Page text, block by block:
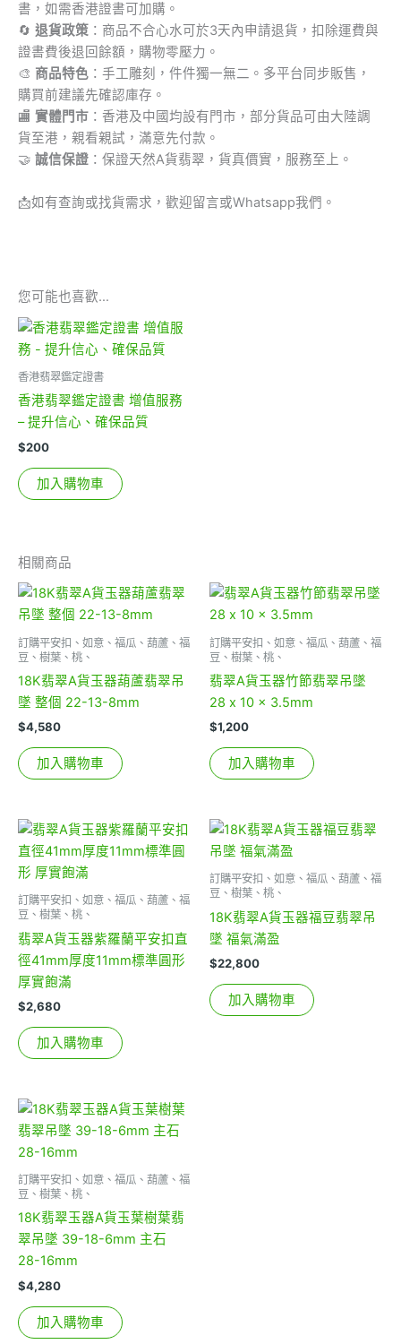
書，如需香港證書可加購。
🔄 退貨政策 ：商品不合心水可於3天內申請退貨，扣除運費與
證書費後退回餘額，購物零壓力。
🎨 商品特色 ：手工雕刻，件件獨一無二。多平台同步販售，
購買前建議先確認庫存。
🏬 實體門市 ：香港及中國均設有門市，部分貨品可由大陸調
貨至港，親看親試，滿意先付款。
🤝 誠信保證 ：保證天然A貨翡翠，貨真價實，服務至上。
📩如有查詢或找貨需求，歡迎留言或Whatsapp我們。
您可能也喜歡…
香港翡翠鑑定證書
香港翡翠鑑定證書 增值服務
– 提升信心、確保品質
$200
加入購物車
相關商品
訂購平安扣、如意、福瓜、葫蘆、福
豆、樹葉、桃、
18K翡翠A貨玉器葫蘆翡翠吊
墜 整個 22-13-8mm
$4,580
加入購物車
訂購平安扣、如意、福瓜、葫蘆、福
豆、樹葉、桃、
翡翠A貨玉器竹節翡翠吊墜
28 x 10 x 3.5mm
$1,200
加入購物車
訂購平安扣、如意、福瓜、葫蘆、福
豆、樹葉、桃、
翡翠A貨玉器紫羅蘭平安扣直
徑41mm厚度11mm標準圓形
厚實飽滿
$2,680
加入購物車
訂購平安扣、如意、福瓜、葫蘆、福
豆、樹葉、桃、
18K翡翠A貨玉器福豆翡翠吊
墜 福氣滿盈
$22,800
加入購物車
訂購平安扣、如意、福瓜、葫蘆、福
豆、樹葉、桃、
18K翡翠玉器A貨玉葉樹葉翡
翠吊墜 39-18-6mm 主石
28-16mm
$4,280
加入購物車